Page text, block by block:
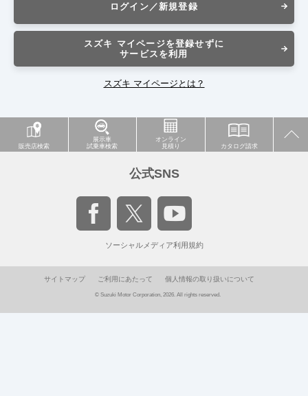
ログイン／新規登録
スズキ マイページを登録せずに
サービスを利用
スズキ マイページとは？
販売店検索
展示車
試乗車検索
オンライン
見積り
カタログ請求
公式SNS
ソーシャルメディア利用規約
サイトマップ ご利用にあたって 個人情報の取り扱いについて
© Suzuki Motor Corporation, 2026. All rights reserved.